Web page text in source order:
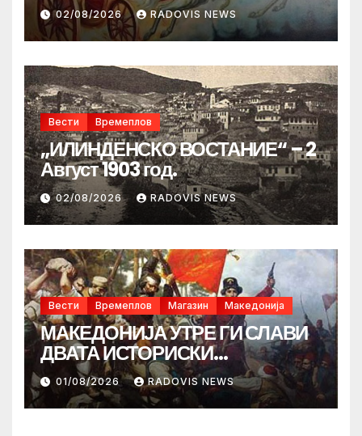
02/08/2026 RADOVIS NEWS
Вести Времеплов
„ИЛИНДЕНСКО ВОСТАНИЕ“ – 2
Август 1903 год.
02/08/2026 RADOVIS NEWS
Вести Времеплов Магазин Македонија
МАКЕДОНИЈА УТРЕ ГИ СЛАВИ
ДВАТА ИСТОРИСКИ
ИЛИНДЕНА!
01/08/2026 RADOVIS NEWS